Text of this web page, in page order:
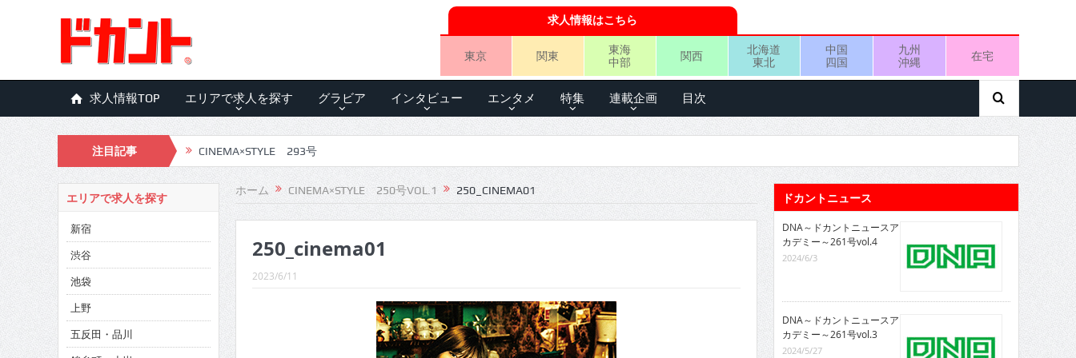
求人情報はこちら
東京 関東
東海
中部
関西
北海道
東北
中国
四国
九州
沖縄
在宅
求人情報TOP エリアで求人を探す グラビア インタビュー エンタメ 特集 連載企画 目次
注目記事 CINEMA×STYLE 293号
CINEMA×STYLE 292号
CINEMA×STYLE 291号
CINEMA×STYLE 290号
CINEMA×STYLE 289号
CINEMA×STYLE 288号
ホーム CINEMA×STYLE 250号VOL.1 250_CINEMA01
250_cinema01
2023/6/11
エリアで求人を探す
新宿
渋谷
池袋
上野
五反田・品川
ドカントニュース
DNA～ドカントニュースア
カデミー～261号vol.4
2024/6/3
DNA～ドカントニュースア
カデミー～261号vol.3
2024/5/27